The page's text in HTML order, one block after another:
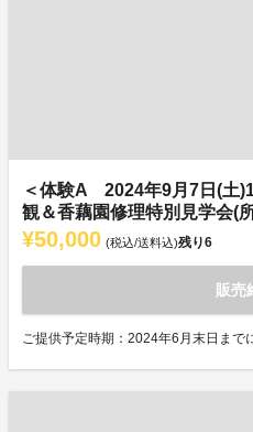
＜体験A 2024年9月7日(土
観＆香藕園修理特別見学会(
¥50,000 (税込/送料込)残り6
販売
ご提供予定時期：2024年6月末日まで